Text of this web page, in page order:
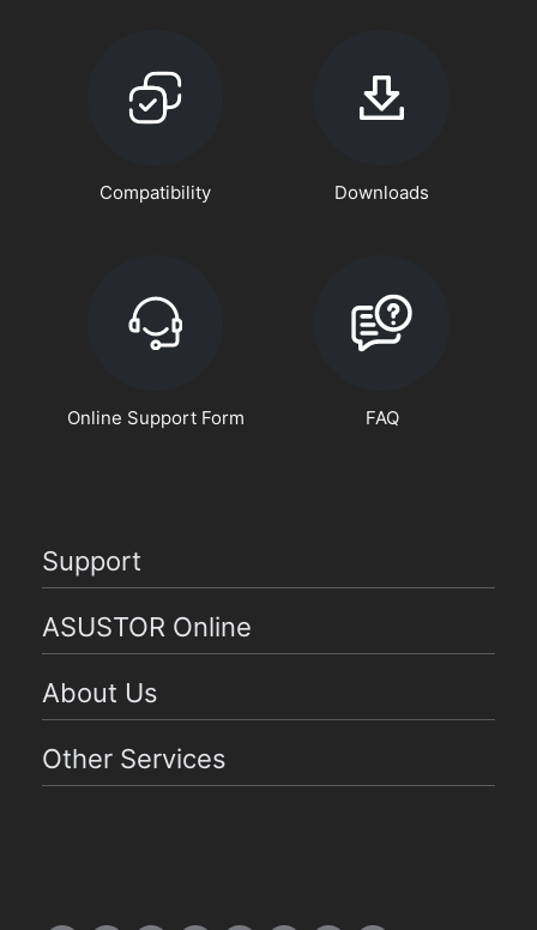
Compatibility Downloads
Online Support Form FAQ
Support
ASUSTOR Online
About Us
Other Services